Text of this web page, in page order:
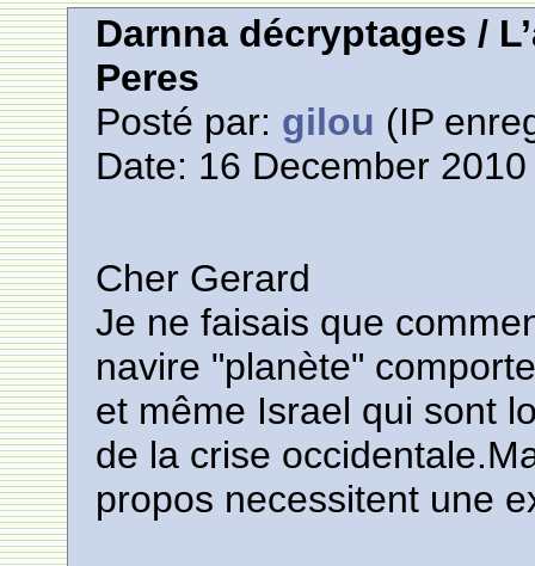
Darnna décryptages /
Peres
Posté par: gilou (IP
Date: 16 December
Cher Gerard
Je ne faisais que
navire "planète"
et même Israel qui sont
de la crise
propos necessitent une